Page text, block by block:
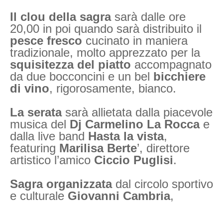
Il clou della sagrasarà dalle ore
20,00 in poi quando sarà distribuito il
pesce fresco cucinato in maniera
tradizionale, molto apprezzato per la
squisitezza del piatto accompagnato
da due bocconcini e un bel bicchiere
di vino, rigorosamente, bianco.
La seratasarà allietata dalla piacevole
musica del Dj Carmelino La Roccae
dalla live band Hasta la vista,
featuring Marilisa Berte’, direttore
artistico l’amico Ciccio Puglisi.
Sagra organizzatadal circolo sportivo
e culturale Giovanni Cambria,